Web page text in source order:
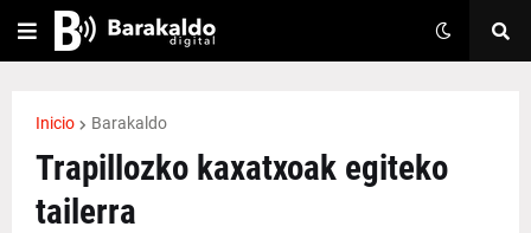
Inicio Barakaldo
Trapillozko kaxatxoak egiteko
tailerra